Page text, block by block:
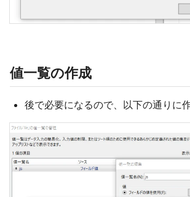
値一覧の作成
後で必要になるので、以下の通りに